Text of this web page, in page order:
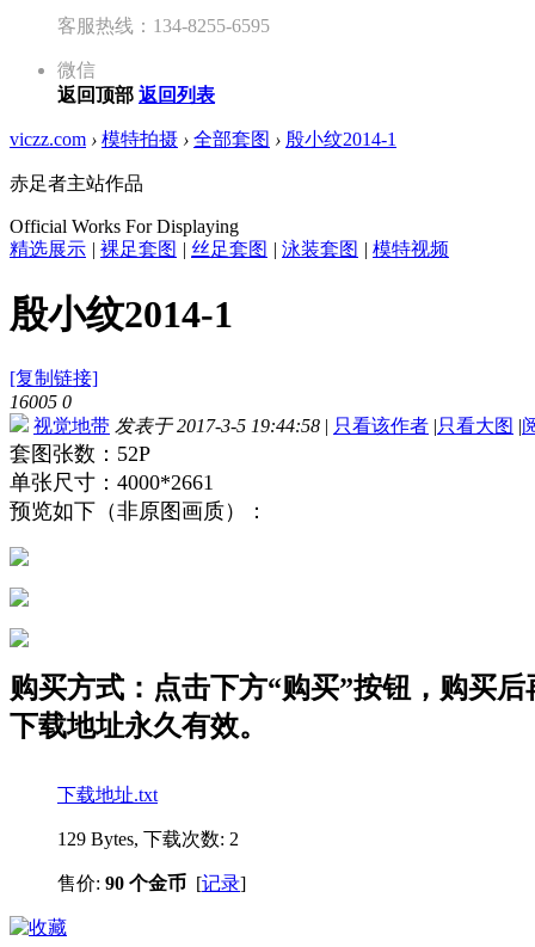
客服热线：134-8255-6595
微信
返回顶部 返回列表
viczz.com › 模特拍摄 › 全部套图 › 殷小纹2014-1
赤足者主站作品
Official Works For Displaying
精选展示 | 裸足套图 | 丝足套图 | 泳装套图 | 模特视频
殷小纹2014-1
[复制链接]
16005 0
视觉地带 发表于 2017-3-5 19:44:58 | 只看该作者 |只看大图 |
套图张数：52P
单张尺寸：4000*2661
预览如下（非原图画质）：
购买方式：点击下方“购买”按钮，购买
下载地址永久有效。
下载地址.txt
129 Bytes, 下载次数: 2
售价: 90 个金币 [记录]